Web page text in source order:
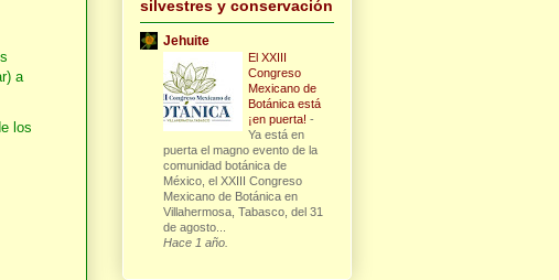
a
los
silvestres y conservación
Jehuite
El XXIII
Congreso
Mexicano de
Botánica está
¡en puerta! -
Ya está en
puerta el magno evento de la
comunidad botánica de
México, el XXIII Congreso
Mexicano de Botánica en
Villahermosa, Tabasco, del 31
de agosto...
Hace 1 año.